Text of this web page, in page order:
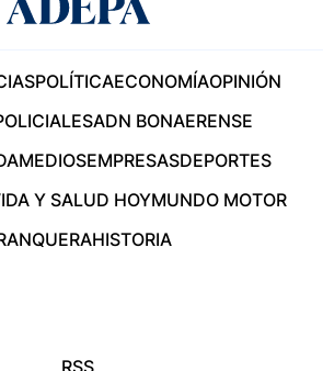
POLÍTICAECONOMÍAOPINIÓN
ADN BONAERENSE
MEDIOSEMPRESASDEPORTES
Y SALUD HOYMUNDO MOTOR
HISTORIA
RSS